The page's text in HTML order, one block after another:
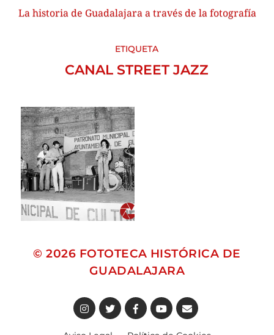
La historia de Guadalajara a través de la fotografía
ETIQUETA
CANAL STREET JAZZ
© 2026 FOTOTECA HISTÓRICA DE
GUADALAJARA